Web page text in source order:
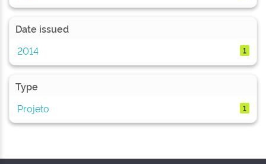
Date issued
2014
1
Type
Projeto
1